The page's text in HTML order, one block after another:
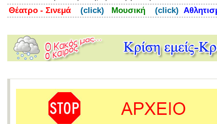
Θέατρο - Σινεμά (click) Μουσική (click)